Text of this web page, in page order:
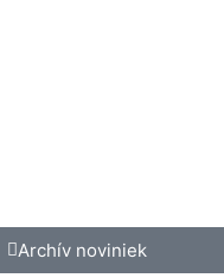
Archív noviniek